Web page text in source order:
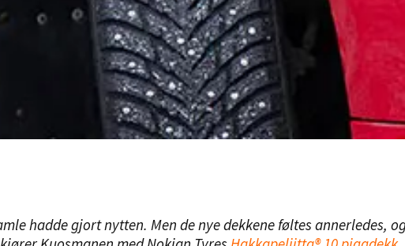
hadde gjort nytten. Men de nye dekkene føltes annerledes,